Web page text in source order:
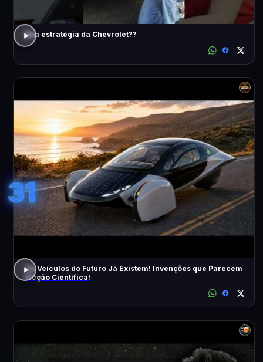
Boa estratégia da Chevrolet??
31
Os Veículos do Futuro Já Existem! Invenções que Parecem
Ficção Científica!